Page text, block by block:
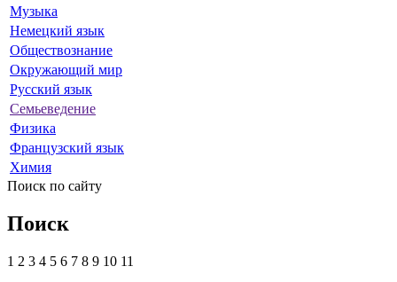
Музыка
Немецкий язык
Обществознание
Окружающий мир
Русский язык
Семьеведение
Физика
Французский язык
Химия
Поиск по сайту
Поиск
1 2 3 4 5 6 7 8 9 10 11